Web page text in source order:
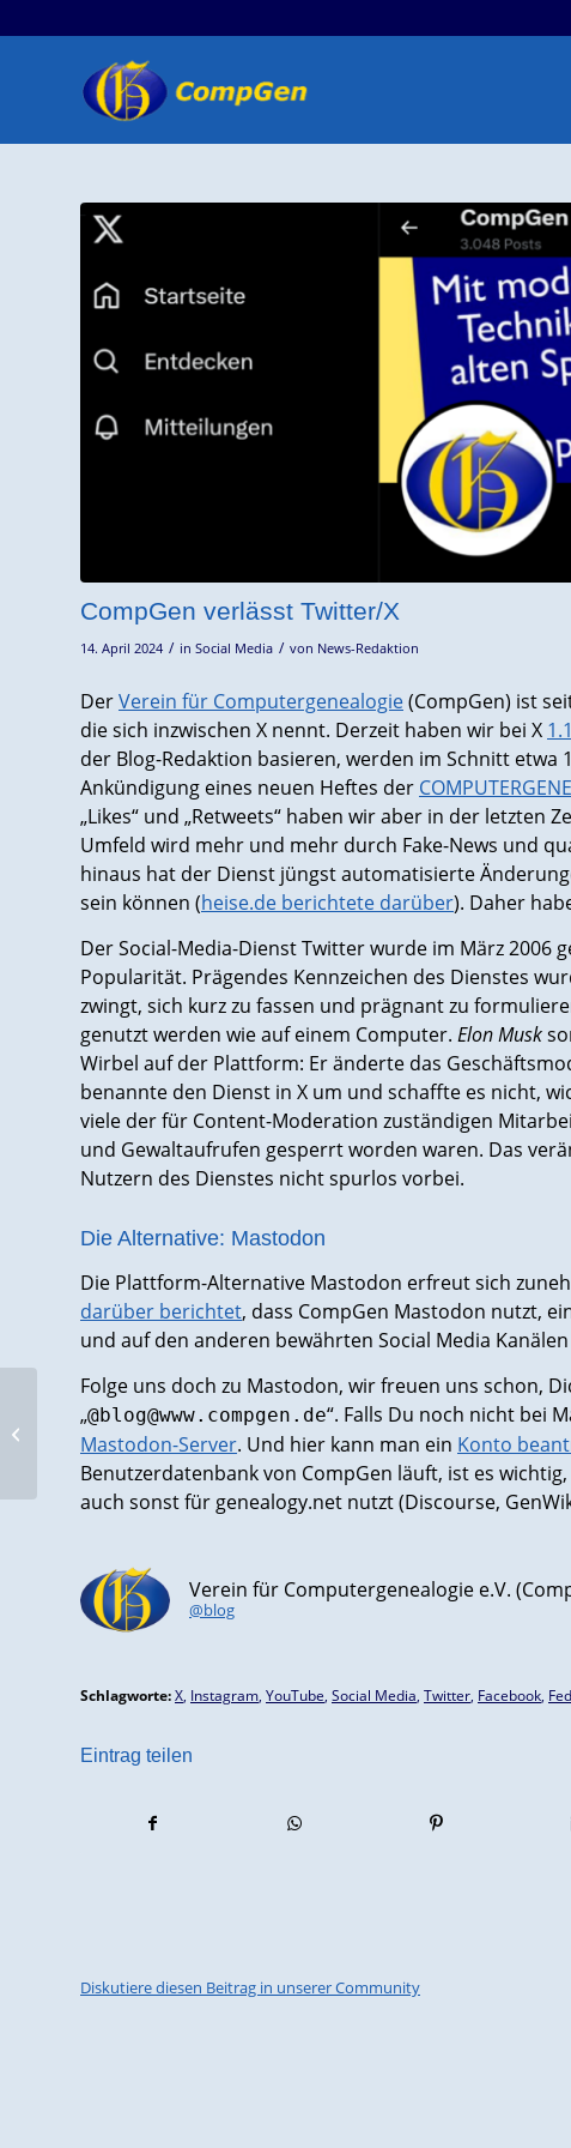
CompGen verlässt Twitter/X
14. April 2024 / in Social Media / von News-Redaktion
DerVerein für Computergenealogie(CompGen) ist
die sich inzwischen X nennt. Derzeit haben wir bei X
der Blog-Redaktion basieren, werden im Schnitt etwa
Ankündigung eines neuen Heftes der
„Likes“ und „Retweets“ haben wir aber in der letzten
Umfeld wird mehr und mehr durch Fake-News und
hinaus hat der Dienst jüngst automatisierte
sein können (heise.de berichtete darüber). Daher
Der Social-Media-Dienst Twitter wurde im März 2006
Popularität. Prägendes Kennzeichen des Dienstes
zwingt, sich kurz zu fassen und prägnant zu
genutzt werden wie auf einem Computer. Elon Musk
Wirbel auf der Plattform: Er änderte das
benannte den Dienst in X um und schaffte es nicht,
viele der für Content-Moderation zuständigen
und Gewaltaufrufen gesperrt worden waren. Das
Nutzern des Dienstes nicht spurlos vorbei.
Die Alternative: Mastodon
Die Plattform-Alternative Mastodon erfreut sich
darüber berichtet, dass CompGen Mastodon nutzt,
und auf den anderen bewährten Social Media
Folge uns doch zu Mastodon, wir freuen uns schon,
„@blog@www.compgen.de“. Falls Du noch nicht bei
Mastodon-Server. Und hier kann man ein Konto
Benutzerdatenbank von CompGen läuft, ist es
auch sonst für genealogy.net nutzt (Discourse,
Verein für Computergenealogie e.V.
@blog
Schlagworte:X Instagram YouTube Social Media Twitter Facebook
Eintrag teilen
Diskutiere diesen Beitrag in unserer Community
Rettet die Villa Buth –
ein Gedenkort, der vor
dem Abriss bewahrt
werden...